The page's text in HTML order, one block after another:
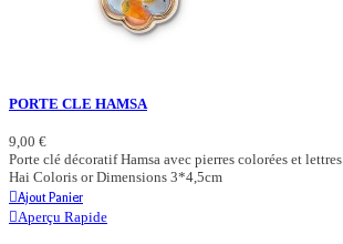
PORTE CLE HAMSA
9,00 €
Porte clé décoratif Hamsa avec pierres colorées et lettres
Hai Coloris or Dimensions 3*4,5cm
Ajout Panier
Aperçu Rapide